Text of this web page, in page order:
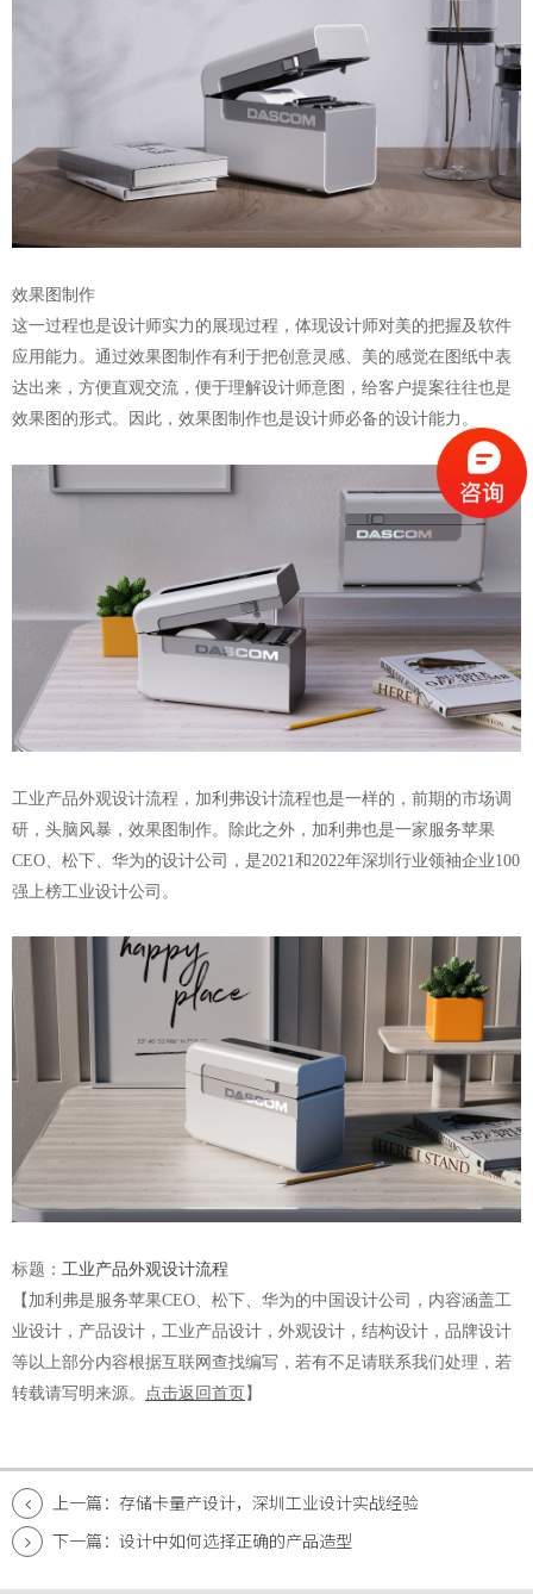
效果图制作
这一过程也是设计师实力的展现过程，体现设计师对美的把握及软件
应用能力。通过效果图制作有利于把创意灵感、美的感觉在图纸中表
达出来，方便直观交流，便于理解设计师意图，给客户提案往往也是
效果图的形式。因此，效果图制作也是设计师必备的设计能力。
工业产品外观设计流程，加利弗设计流程也是一样的 ，前期的市场调
研，头脑风暴，效果图制作。除此之外，加利弗也是一家服务苹果
CEO、松下、华为的设计公司，是2021和2022年深圳行业领袖企业100
强上榜工业设计公司。
标题： 工业产品外观设计流程
【加利弗是服务苹果CEO、松下、华为的中国设计公司，内容涵盖工
业设计，产品设计，工业产品设计，外观设计，结构设计，品牌设计
等以上部分内容根据互联网查找编写，若有不足请联系我们处理，若
转载请写明来源。
点击返回首页 】
上一篇：存储卡量产设计，深圳工业设计实战经验
下一篇：设计中如何选择正确的产品造型